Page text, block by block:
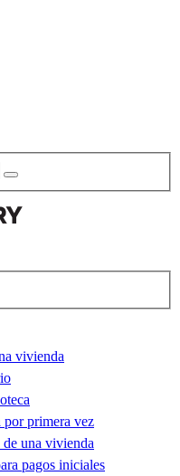
vivienda
por primera vez
de una vivienda
pagos iniciales